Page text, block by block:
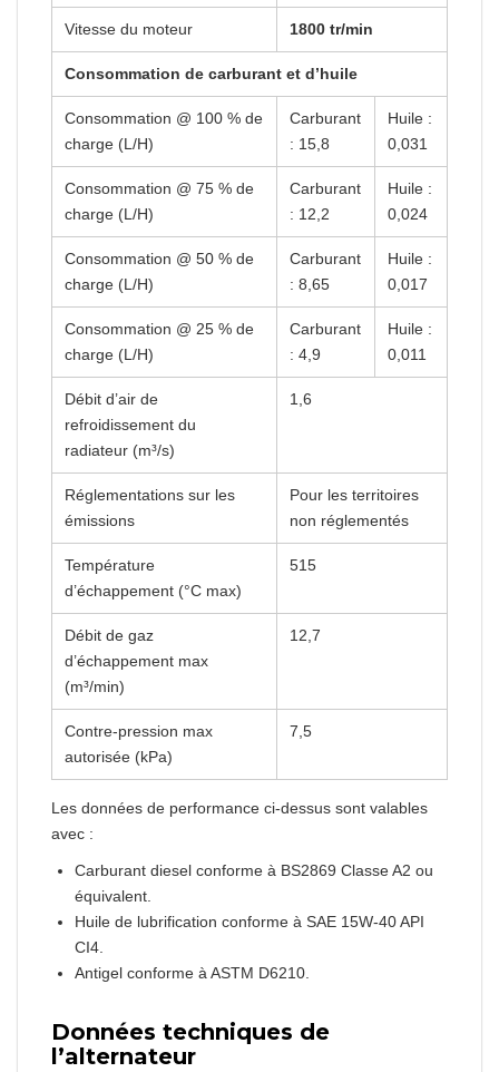
Vitesse du moteur 1800 tr/min
Consommation de carburant et d’huile
Consommation @ 100 % de
charge (L/H)
Carburant
: 15,8
Huile :
0,031
Consommation @ 75 % de
charge (L/H)
Carburant
: 12,2
Huile :
0,024
Consommation @ 50 % de
charge (L/H)
Carburant
: 8,65
Huile :
0,017
Consommation @ 25 % de
charge (L/H)
Carburant
: 4,9
Huile :
0,011
Débit d’air de
refroidissement du
radiateur (m³/s)
1,6
Réglementations sur les
émissions
Pour les territoires
non réglementés
Température
d’échappement (°C max)
515
Débit de gaz
d’échappement max
(m³/min)
12,7
Contre-pression max
autorisée (kPa)
7,5
Les données de performance ci-dessus sont valables
avec :
Carburant diesel conforme à BS2869 Classe A2 ou
équivalent.
Huile de lubrification conforme à SAE 15W-40 API
CI4.
Antigel conforme à ASTM D6210.
Données techniques de
l’alternateur